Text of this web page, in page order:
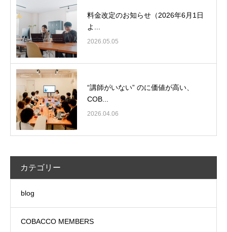
料金改定のお知らせ（2026年6月1日
よ...
2026.05.05
“講師がいない” のに価値が高い、
COB...
2026.04.06
カテゴリー
blog
COBACCO MEMBERS